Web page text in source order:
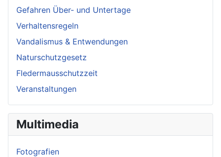
Gefahren Über- und Untertage
Verhaltensregeln
Vandalismus & Entwendungen
Naturschutzgesetz
Fledermausschutzzeit
Veranstaltungen
Multimedia
Fotografien